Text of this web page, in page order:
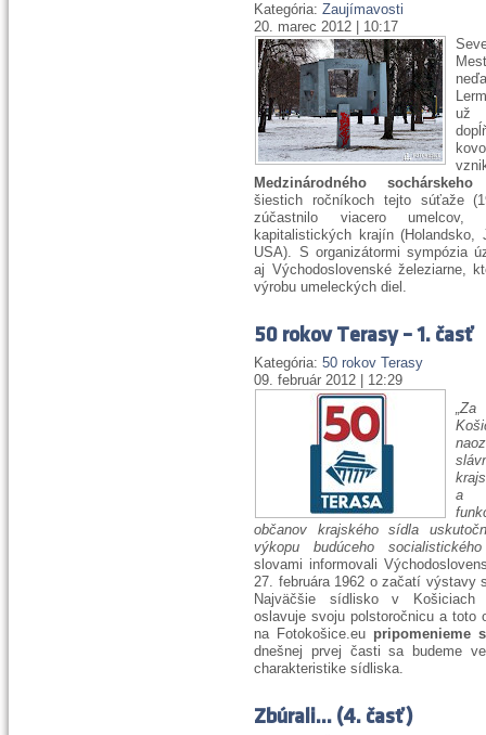
Kategória:Zaujímavosti
20. marec 2012 | 10:17
už
Medzinárodného
šiestich ročníkoch tejto súťaže
zúčastnilo viacero
kapitalistických krajín (Holandsko,
USA). S organizátormi sympózia
aj Východoslovenské železiarne,
výrobu umeleckých diel.
50 rokov Terasy – 1. časť
Kategória:50 rokov Terasy
09. február 2012 | 12:29
a
občanov krajského sídla
výkopu budúceho
slovami informovali
27. februára 1962 o začatí výstavy
Najväčšie sídlisko v
oslavuje svoju polstoročnicu a toto
na Fotokošice.eu pripomenieme
dnešnej prvej časti sa budeme
charakteristike sídliska.
Zbúrali... (4. časť)